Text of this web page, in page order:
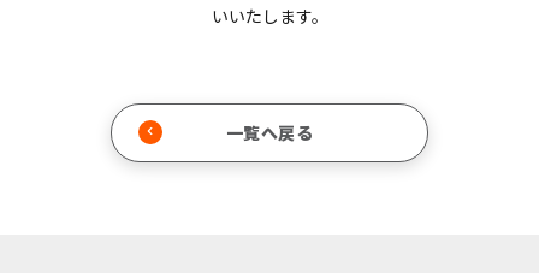
いいたします。
一覧へ戻る